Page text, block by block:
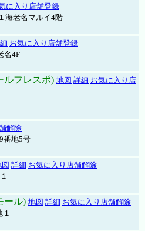
に入り店舗登録
海老名マルイ4階
お気に入り店舗登録
名4F
ルフレスポ) 地図 詳細 お気に入り店
解除
番地5号
詳細 お気に入り店舗解除
ール) 地図 詳細 お気に入り店舗解除